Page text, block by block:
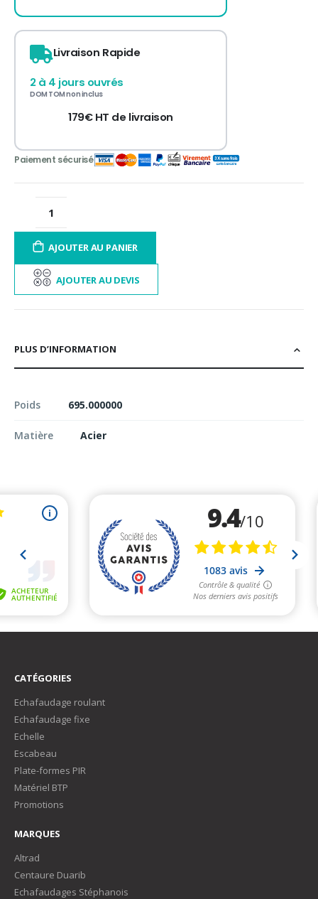
12 à 60 foiscontactez-nous
Livraison Rapide
2 à 4 jours ouvrés
DOM TOM non inclus
179€ HT de livraison
AJOUTER AU PANIER
AJOUTER AU DEVIS
PLUS D’INFORMATION
Poids 695.000000
Matière Acier
CATÉGORIES
Echafaudage roulant
Echafaudage fixe
Echelle
Escabeau
Plate-formes PIR
Matériel BTP
Promotions
MARQUES
Altrad
Centaure Duarib
Echafaudages Stéphanois